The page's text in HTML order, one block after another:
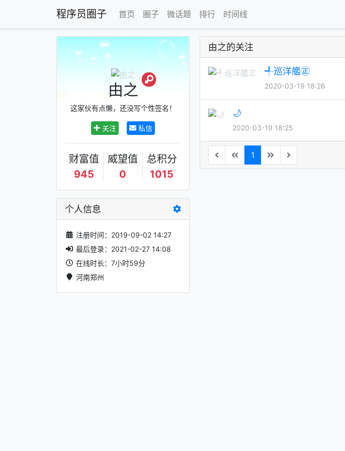
程序员圈子 首页 圈子 微话题 排行 时间线
由之
这家伙有点懒，还没写个性签名！
关注 私信
财富值
945
威望值
0
总积分
1015
个人信息
注册时间：2019-09-02 14:27
最后登录：2021-02-27 14:08
在线时长：7小时59分
河南郑州
由之的关注
╃巡洋艦㊣
2020-03-19 18:26
🌙
2020-03-19 18:25
1